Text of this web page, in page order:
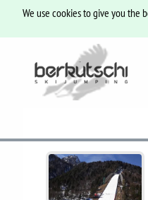
We use cookies to give you the